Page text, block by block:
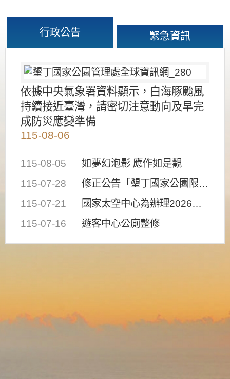
行政公告 緊急資訊
依據中央氣象署資料顯示，白海豚颱風
持續接近臺灣，請密切注意動向及早完
成防災應變準備
115-08-06
115-08-05
如夢幻泡影 應作如是觀
115-07-28
修正公告「墾丁國家公園限制水域遊憩活動之種類、範圍、時間及行為」，自即日生效。
115-07-21
國家太空中心為辦理2026台灣盃火箭競賽，陸、海、空域警戒及協調相關事宜，因颱風備案事宜
115-07-16
遊客中心公廁整修